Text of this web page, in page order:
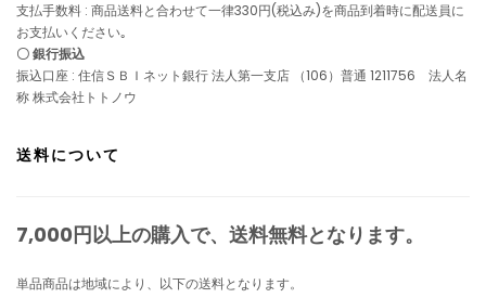
支払手数料 : 商品送料と合わせて一律330円(税込み)を商品到着時に配送員に
お支払いください｡
〇 銀行振込
振込口座 : 住信ＳＢＩネット銀行 法人第一支店 （106）普通 1211756 法人名
称 株式会社トトノウ
送料について
7,000円以上の購入で、 送料無料となります。
単品商品は地域により、以下の送料となります。